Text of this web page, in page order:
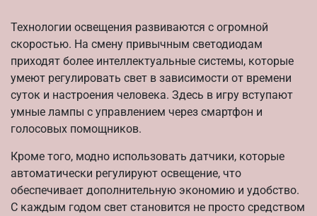
Технологии освещения развиваются с огромной
скоростью. На смену привычным светодиодам
приходят более интеллектуальные системы, которые
умеют регулировать свет в зависимости от времени
суток и настроения человека. Здесь в игру вступают
умные лампы с управлением через смартфон и
голосовых помощников.
Кроме того, модно использовать датчики, которые
автоматически регулируют освещение, что
обеспечивает дополнительную экономию и удобство.
С каждым годом свет становится не просто средством